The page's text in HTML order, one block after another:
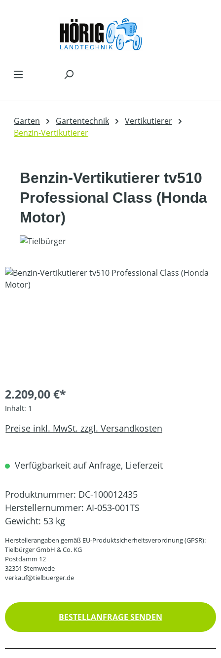
Garten Gartentechnik
Vertikutierer
Benzin-Vertikutierer
Benzin-Vertikutierer tv510
Professional Class (Honda
Motor)
Bildergalerie überspringen
2.209,00 €*
Inhalt: 1
Preise inkl. MwSt. zzgl. Versandkosten
Verfügbarkeit auf Anfrage, Lieferzeit
Produktnummer: DC-100012435
Herstellernummer: AI-053-001TS
Gewicht: 53 kg
Herstellerangaben gemäß EU-Produktsicherheitsverordnung (GPSR):
Tielbürger GmbH & Co. KG
Postdamm 12
32351 Stemwede
verkauf@tielbuerger.de
BESTELLANFRAGE SENDEN